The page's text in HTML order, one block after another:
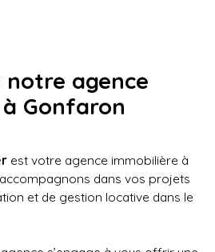
notre agence
Gonfaron
est votre agence immobilière à
dans vos projets
et de gestion locative dans le